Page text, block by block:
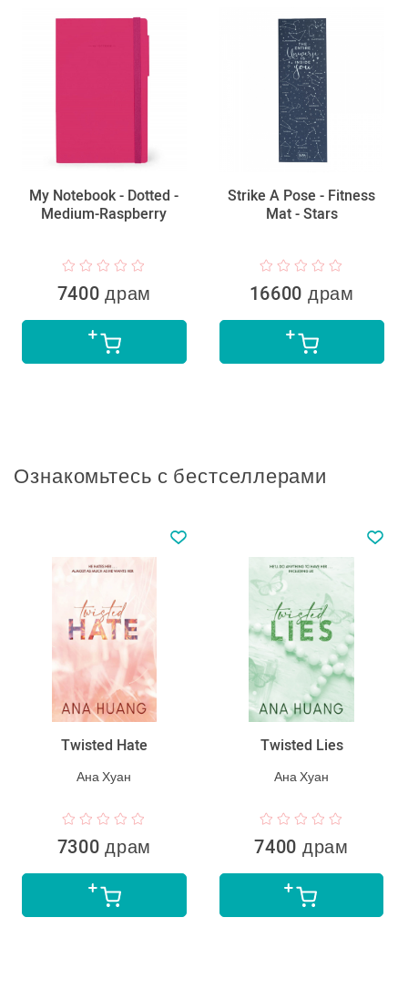
My Notebook - Dotted -
Medium-Raspberry
7400 драм
Strike A Pose - Fitness
Mat - Stars
16600 драм
Ознакомьтесь с бестселлерами
Twisted Hate
Ана Хуан
7300 драм
Twisted Lies
Ана Хуан
7400 драм